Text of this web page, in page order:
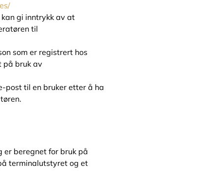
gi inntrykk av at
til
som er registrert hos
på bruk av
post til en bruker etter å ha
er beregnet for bruk på
terminalutstyret og et